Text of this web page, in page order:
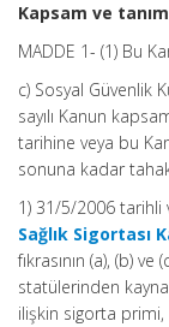
Kapsam ve
MADDE 1- (1) Bu
c) Sosyal Güvenlik
sayılı Kanun
tarihine veya bu
sonuna kadar
1) 31/5/2006 tarihli
Sağlık Sigortası
fıkrasının (a), (b)
statülerinden
ilişkin sigorta primi,